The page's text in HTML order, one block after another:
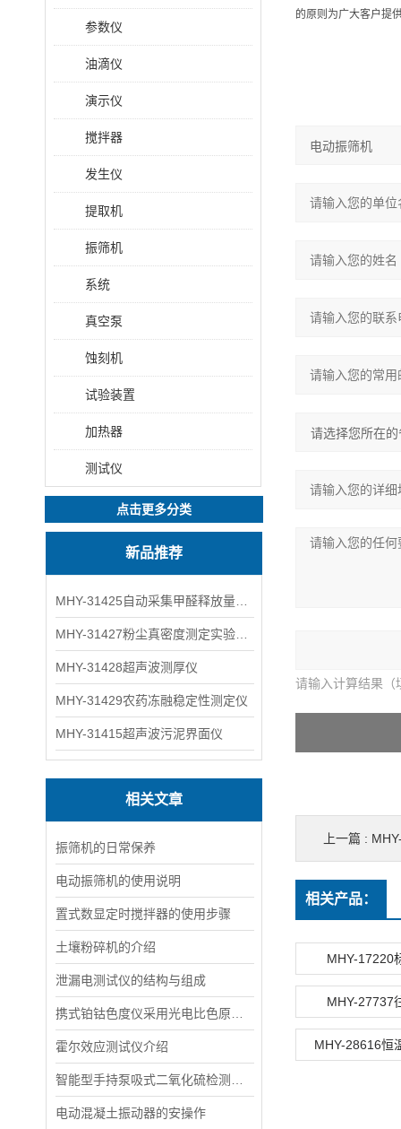
参数仪
油滴仪
演示仪
搅拌器
发生仪
提取机
振筛机
系统
真空泵
蚀刻机
试验装置
加热器
测试仪
点击更多分类
新品推荐
MHY-31428超声波测厚仪
MHY-31429农药冻融稳定性测定仪
MHY-31415超声波污泥界面仪
相关文章
振筛机的日常保养
电动振筛机的使用说明
置式数显定时搅拌器的使用步骤
土壤粉碎机的介绍
泄漏电测试仪的结构与组成
霍尔效应测试仪介绍
电动混凝土振动器的安操作
的原则为广大客户提
请输入计算结果（
上一篇 :
相关产品：
MHY-17220
MHY-27737
MHY-28616恒